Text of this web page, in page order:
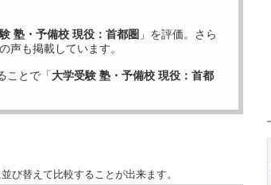
塾・予備校 現役：首都圏 」を評価。さら
声も掲載しています。
ことで「大学受験 塾・予備校 現役：首都
び替えて比較することが出来ます。